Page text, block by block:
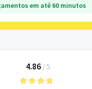
em até 60 minutos
4.86/ 5